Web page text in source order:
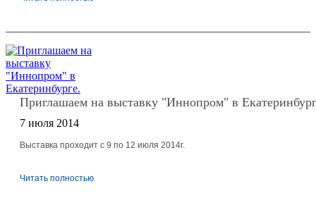
Приглашаем на выставку "Иннопром" в
7 июля 2014
Выставка проходит с 9 по 12 июля 2014г.
Читать полностью